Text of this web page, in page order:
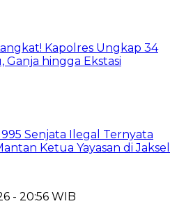
Kapolres Ungkap 34
Ganja hingga Ekstasi
Senjata Ilegal Ternyata
Ketua Yayasan di Jaksel
- 20:56 WIB